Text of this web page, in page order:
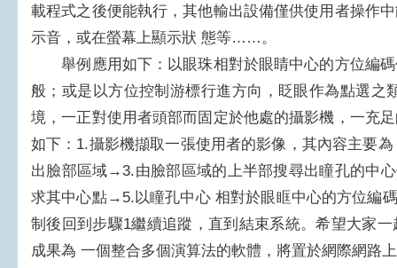
載程式之後便能執行，其他輸出設備僅供使用者操作
示音，或在螢幕上顯示狀 態等……。
舉例應用如下：以眼珠相對於眼睛中心的方位編碼
般；或是以方位控制游標行進方向，眨眼作為點選之
境，一正對使用者頭部而固定於他處的攝影機，一充
如下：1.攝影機擷取一張使用者的影像，其內容主要
出臉部區域→3.由臉部區域的上半部搜尋出瞳孔的中
求其中心點→5.以瞳孔中心 相對於眼眶中心的方位編
制後回到步驟1繼續追蹤，直到結束系統。希望大家
成果為 一個整合多個演算法的軟體，將置於網際網路